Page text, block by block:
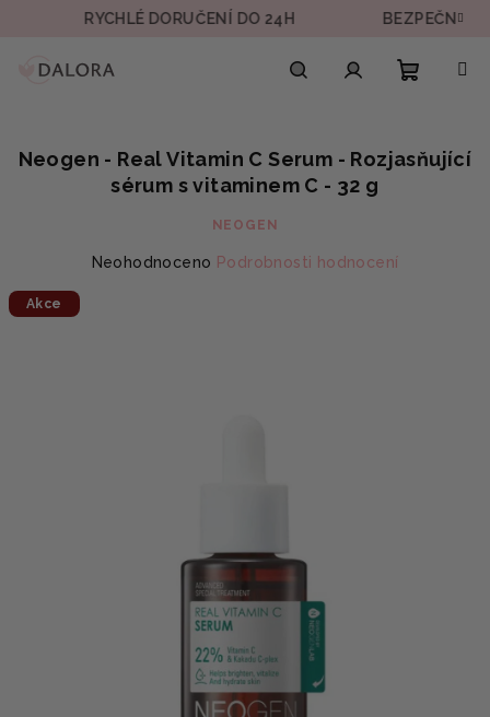
RYCHLÉ DORUČENÍ DO 24H BEZPEČNÁ
košík
Neogen - Real Vitamin C Serum - Rozjasňující
sérum s vitaminem C - 32 g
NEOGEN
Průměrné
Neohodnoceno Podrobnosti hodnocení
Akce